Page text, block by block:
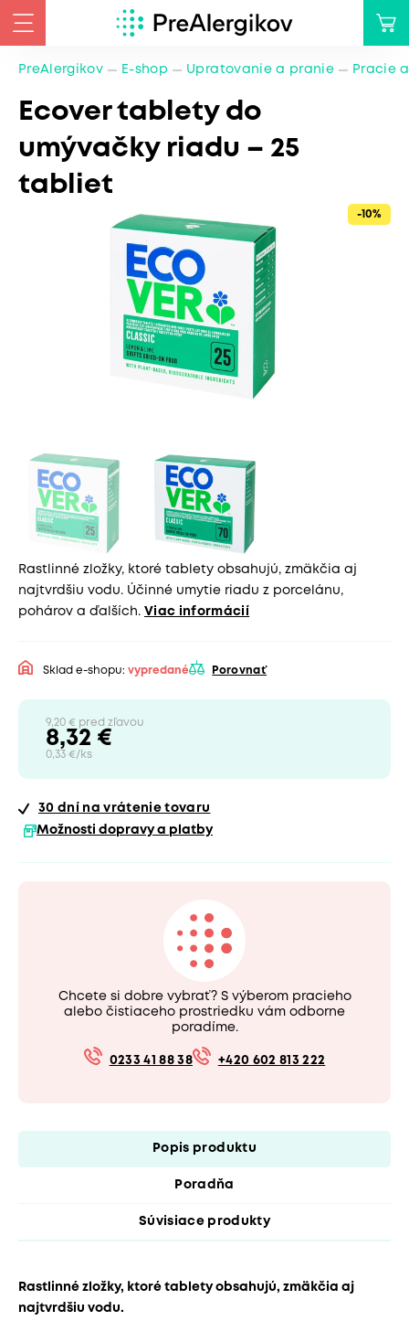
PreAlergikov E-shop Upratovanie a pranie Pracie
Ecover tablety do
umývačky riadu – 25
tabliet
-10%
Rastlinné zložky, ktoré tablety obsahujú, zmäkčia aj
najtvrdšiu vodu. Účinné umytie riadu z porcelánu,
pohárov a ďalších. Viac informácií
Sklad e-shopu: vypredané Porovnať
9,20 € pred zľavou
8,32 €
0,33 €/ks
30 dní na vrátenie tovaru
Možnosti dopravy a platby
Chcete si dobre vybrať? S výberom pracieho
alebo čistiaceho prostriedku vám odborne
poradíme.
0233 41 88 38 +420 602 813 222
Popis produktu
Poradňa
Súvisiace produkty
Rastlinné zložky, ktoré tablety obsahujú, zmäkčia aj
najtvrdšiu vodu.